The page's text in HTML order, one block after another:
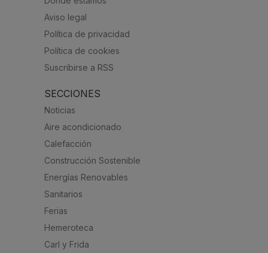
Aviso legal
Política de privacidad
Política de cookies
Suscribirse a RSS
SECCIONES
Noticias
Aire acondicionado
Calefacción
Construcción Sostenible
Energías Renovables
Sanitarios
Ferias
Hemeroteca
Carl y Frida